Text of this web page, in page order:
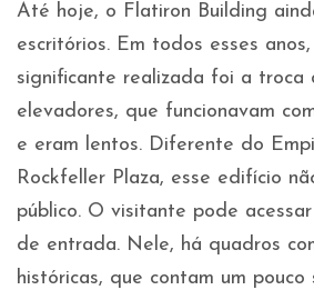
Até hoje, o Flatiron Building
escritórios. Em todos esses
significante realizada foi a troca
elevadores, que funcionavam
e eram lentos. Diferente do
Rockfeller Plaza, esse edifício
público. O visitante pode
de entrada. Nele, há quadros
históricas, que contam um pouco